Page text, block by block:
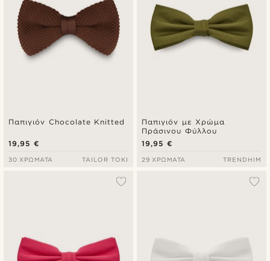
Παπιγιόν Chocolate Knitted
19,95 €
30 ΧΡΏΜΑΤΑ TAILOR TOKI
Παπιγιόν με Χρώμα
Πράσινου Φύλλου
19,95 €
29 ΧΡΏΜΑΤΑ TRENDHIM